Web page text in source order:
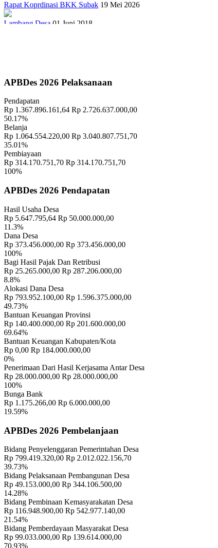
Rapat Koprdinasi BKK Subak 19 Mei 2026
Lambang Desa 01 Juni 2018
Penuhi Amanat UU Desa, Pemerintah Desa Sulahan Kembangkan
Sistem Informasi Desa 10 September 2018
"TRADISI MEMASAR DESA PAKRAMAN TANGGAHAN
PEKEN" 15 November 2018
Banjar Cekeng Destinasi Wisata Baru di Bangli Mirip Penglipuran
18 September 2018
"PENANAMAN TOGA DAN WARUNG HIDUP DI RUMAH
CONTOH"
KUNJUNGAN IBU PJ KETUA TIM PENGGERAK PKK
PROVINSI BALI
Rapat Koprdinasi BKK Subak
Penganggaran Pembangunan secara Partisipatif
Musyawarah Perencanaan Pembangunan Desa ( MusrenbangDes )
Tentang Perubahan RPJM Desa Tahun 2026-2027
LAPORAN REALISASI PENGGUNAAN APBDESa
SULAHAN TAHUN ANGGARAN 2022
SURVEY METERAN AIR TANA DARI TIM EVALUASI PAD
14 Oktober 2020
PELAKSANAAN PERBEKEL CUP TAHUN 2022
APBDes 2026 Pelaksanaan
Pendapatan
Rp 1.367.896.161,64 Rp 2.726.637.000,00
50.17%
Belanja
Rp 1.064.554.220,00 Rp 3.040.807.751,70
35.01%
Pembiayaan
Rp 314.170.751,70 Rp 314.170.751,70
100%
APBDes 2026 Pendapatan
Hasil Usaha Desa
Rp 5.647.795,64 Rp 50.000.000,00
11.3%
Dana Desa
Rp 373.456.000,00 Rp 373.456.000,00
100%
Bagi Hasil Pajak Dan Retribusi
Rp 25.265.000,00 Rp 287.206.000,00
8.8%
Alokasi Dana Desa
Rp 793.952.100,00 Rp 1.596.375.000,00
49.73%
Bantuan Keuangan Provinsi
Rp 140.400.000,00 Rp 201.600.000,00
69.64%
Bantuan Keuangan Kabupaten/Kota
Rp 0,00 Rp 184.000.000,00
0%
Penerimaan Dari Hasil Kerjasama Antar Desa
Rp 28.000.000,00 Rp 28.000.000,00
100%
Bunga Bank
Rp 1.175.266,00 Rp 6.000.000,00
19.59%
APBDes 2026 Pembelanjaan
Bidang Penyelenggaran Pemerintahan Desa
Rp 799.419.320,00 Rp 2.012.022.156,70
39.73%
Bidang Pelaksanaan Pembangunan Desa
Rp 49.153.000,00 Rp 344.106.500,00
14.28%
Bidang Pembinaan Kemasyarakatan Desa
Rp 116.948.900,00 Rp 542.977.140,00
21.54%
Bidang Pemberdayaan Masyarakat Desa
Rp 99.033.000,00 Rp 139.614.000,00
70.93%